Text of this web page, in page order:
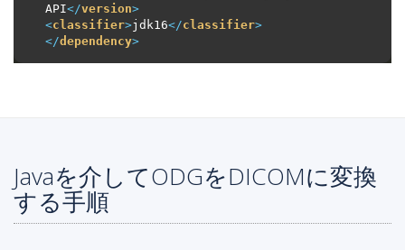
API</version>
<classifier>jdk16</classifier>
</dependency>
Javaを介してODGをDICOMに変換
する手順